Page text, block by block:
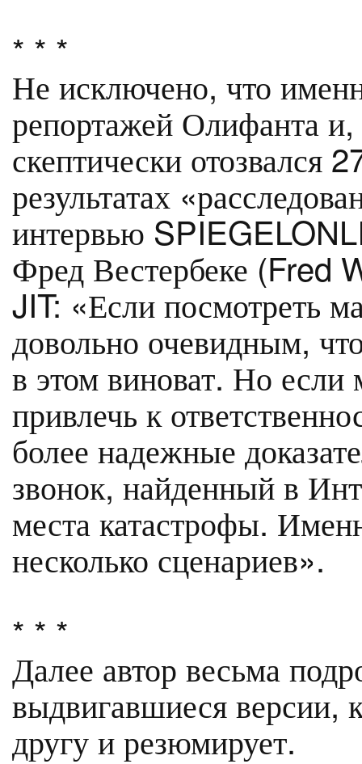
* * *
Не исключено, что
репортажей Олифанта
скептически отозвался
результатах
интервью
Фред Вестербеке (Fred
JIT: «Если посмотреть
довольно очевидным,
в этом виноват. Но если
привлечь к
более надежные
звонок, найденный в
места катастрофы.
несколько сценариев».
* * *
Далее автор весьма
выдвигавшиеся версии,
другу и резюмирует.